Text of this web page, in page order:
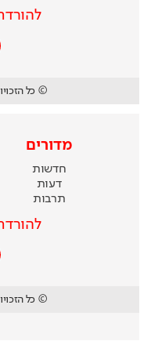
© כל
מדורים
חדשות
דעות
תרבות
© כל